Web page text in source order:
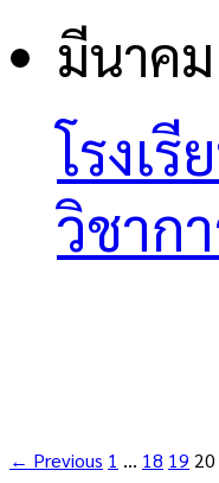
มีนาค
โรงเ
วิชาก
← Previous 1 … 18 19 20